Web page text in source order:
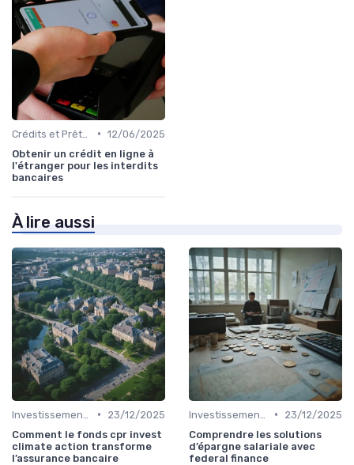
• 12/06/2025
Obtenir un crédit en ligne à
l'étranger pour les interdits
bancaires
À lire aussi
•
23/12/2025
Comment le fonds cpr invest
climate action transforme
l’assurance bancaire
•
23/12/2025
Comprendre les solutions
d’épargne salariale avec
federal finance